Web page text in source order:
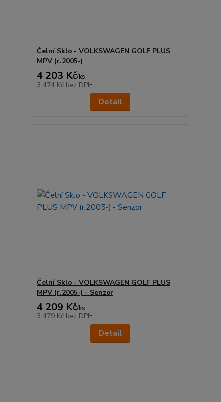
Čelní Sklo - VOLKSWAGEN GOLF PLUS
MPV (r.2005-)
4 203 Kč/ks
3 474 Kč bez DPH
Detail
Čelní Sklo - VOLKSWAGEN GOLF PLUS
MPV (r.2005-) - Senzor
4 209 Kč/ks
3 479 Kč bez DPH
Detail